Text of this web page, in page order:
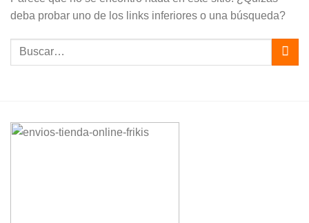
deba probar uno de los links inferiores o una búsqueda?